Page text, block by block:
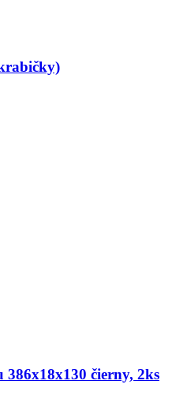
386x18x130 čierny, 2ks